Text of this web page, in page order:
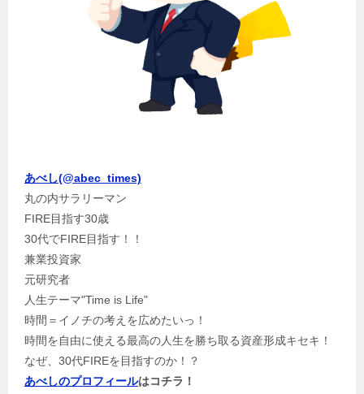
あべし(@abec_times)
丸の内サラリーマン
FIRE目指す30歳
30代でFIRE目指す！！
兼業投資家
元研究者
人生テーマ"Time is Life"
時間＝イノチの考えを広めたいっ！
時間を自由に使える最高の人生を勝ち取る資産形成キセキ！
なぜ、30代FIREを目指すのか！？
あべしのプロフィールはコチラ！